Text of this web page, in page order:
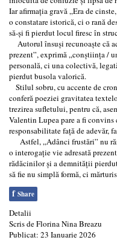
Iar afirmația gravă „Era de
o constatare istorică, ci o rană
să-și fi pierdut locul firesc în
Autorul însuși recunoaște că
prezent”, exprimă „conștiința /
personală, ci una colectivă,
pierdut busola valorică.
Stilul sobru, cu accente de
conferă poeziei gravitatea
trezirea sufletului, pentru că,
Valentin Lupea pare a fi convins
responsabilitate față de adevăr,
Astfel, „Adânci frustări” nu
o interogație vie adresată
rădăcinilor și a demnității
să fie nu simplă formă, ci
f Share
Detalii
Scris deFlorina Nina Breazu
Publicat: 23 Ianuarie 2026